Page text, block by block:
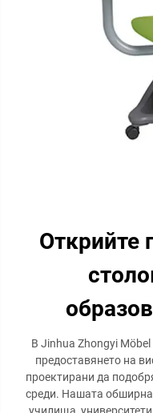
Открийте
В Jinhua Zhongyi
предоставянето на
проектирани да
среди. Нашата обширна